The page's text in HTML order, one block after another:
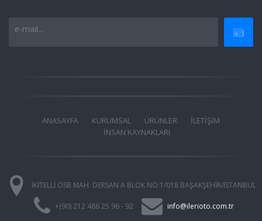
e-mail...
ANASAYFA KURUMSAL ÜRÜNLER
İLETİŞİM
İNSAN KAYNAKLARI
İKİTELLİ OSB MAH. DERSAN A BLOK NO:1/018 BAŞAKŞEHİR/İSTANBUL
+(90) 212 486 25 96 - 92 info@ilerioto.com.tr